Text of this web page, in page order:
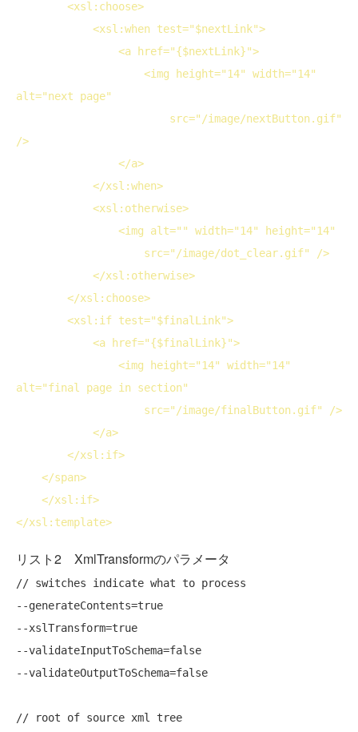
<xsl:choose>
<xsl:when test="$nextLink">
<a href="{$nextLink}">
<img height="14" width
alt="next page"
src="/image/nextButton.gif"
/>
</a>
</xsl:when>
<xsl:otherwise>
<img alt="" width="14" height="14"
src="/image/dot_clear.gif" />
</xsl:otherwise>
</xsl:choose>
<xsl:if test="$finalLink">
<a href="{$finalLink}">
<img height="14" width
alt="final page in section"
src="/image/finalButton.gif" />
</a>
</xsl:if>
</span>
</xsl:if>
</xsl:template>
リスト2 XmlTransformのパラメータ
// switches indicate what to process
--generateContents=true
--xslTransform=true
--validateInputToSchema=false
--validateOutputToSchema=false
// root of source xml tree